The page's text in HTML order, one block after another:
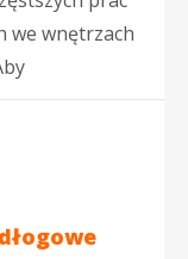
we wnętrzach